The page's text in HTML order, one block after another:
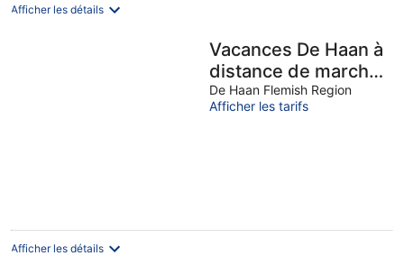
Afficher les détails
Vacances De Haan à
distance de marche
de la plage
De Haan Flemish Region
Afficher les tarifs
Afficher les détails